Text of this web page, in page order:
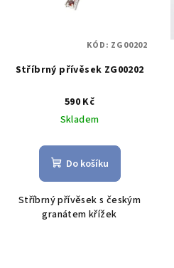
Stříbrný přívěsek ZG00202
590 Kč
Skladem
Do košíku
Stříbrný přívěsek s českým
granátem křížek
KÓD: ZG00202